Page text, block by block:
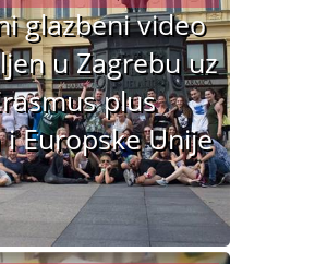
glazbeni video
u Zagrebu uz
plus
Europske Unije